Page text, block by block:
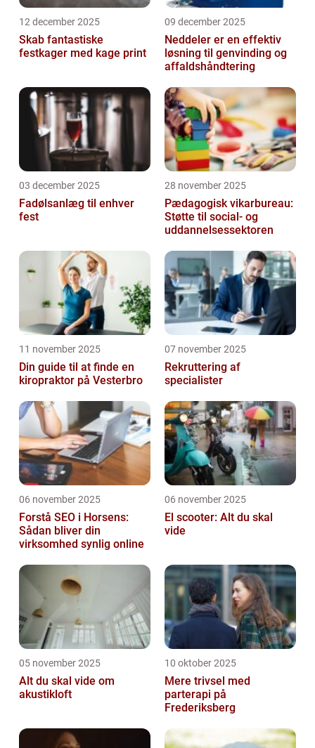
12 december 2025
Skab fantastiske
festkager med kage print
09 december 2025
Neddeler er en effektiv
løsning til genvinding og
affaldshåndtering
03 december 2025
Fadølsanlæg til enhver
fest
28 november 2025
Pædagogisk vikarbureau:
Støtte til social- og
uddannelsessektoren
11 november 2025
Din guide til at finde en
kiropraktor på Vesterbro
07 november 2025
Rekruttering af
specialister
06 november 2025
Forstå SEO i Horsens:
Sådan bliver din
virksomhed synlig online
06 november 2025
El scooter: Alt du skal
vide
05 november 2025
Alt du skal vide om
akustikloft
10 oktober 2025
Mere trivsel med
parterapi på
Frederiksberg